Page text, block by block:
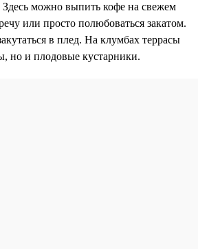
можно выпить кофе на свежем
или просто полюбоваться закатом.
в плед. На клумбах террасы
но и плодовые кустарники.